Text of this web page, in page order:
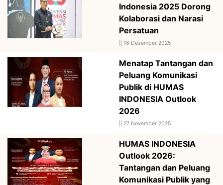
Indonesia 2025 Dorong
Kolaborasi dan Narasi
Persatuan
16 Desember 2025
Menatap Tantangan dan
Peluang Komunikasi
Publik di HUMAS
INDONESIA Outlook
2026
27 November 2025
HUMAS INDONESIA
Outlook 2026:
Tantangan dan Peluang
Komunikasi Publik yang